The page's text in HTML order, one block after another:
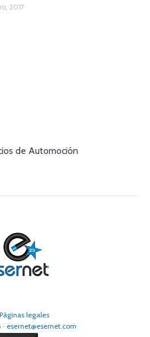
2017
de Automoción
Páginas legales
· esernet@esernet.com